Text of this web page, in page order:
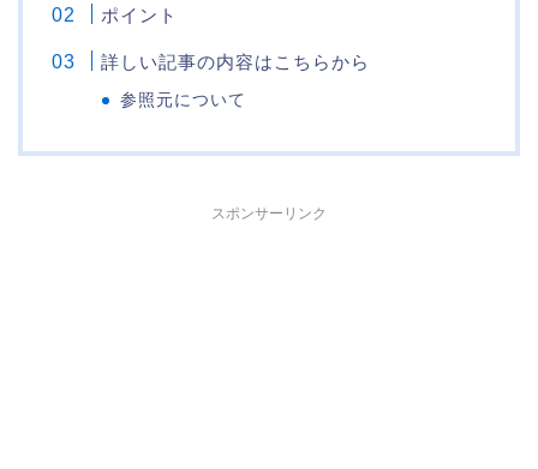
ポイント
詳しい記事の内容はこちらから
参照元について
スポンサーリンク